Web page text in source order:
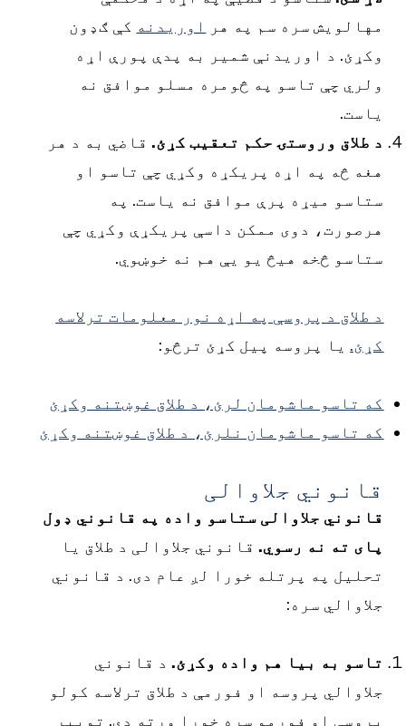
مهالویش سره سم په هر اوریدنهکې ګډون
وکړئ. د اوریدنې شمیر به پدې پورې اړه
ولري چې تاسو په څومره مسلو موافق نه
یاست.
د طلاق وروستۍ حکم تعقیب کړئ.قاضي به د هر
هغه څه په اړه پریکړه وکړي چې تاسو او
ستاسو میړه پرې موافق نه یاست. په
هرصورت، دوی ممکن داسې پریکړې وکړي چې
ستاسو څخه هیڅ یو یې هم نه خوښوي.
د طلاق د پروسې په اړه نور معلومات ترلاسه
کړئ. یا پروسه پیل کړئ ترڅو:
که تاسو ماشومان لرئ، د طلاق غوښتنه وکړئ
که تاسو ماشومان نلرئ، د طلاق غوښتنه وکړئ
قانوني جلاوالی
قانوني جلاوالی ستاسو واده په قانوني ډول
پای ته نه رسوي.قانوني جلاوالی د طلاق یا
تحلیل په پرتله خورا لږ عام دی. د قانوني
جلاوالي سره:
تاسو به بیا هم واده وکړئ.د قانوني
جلاوالي پروسه او فورمې د طلاق ترلاسه کولو
پروسې او فورمو سره خورا ورته دي. توپیر